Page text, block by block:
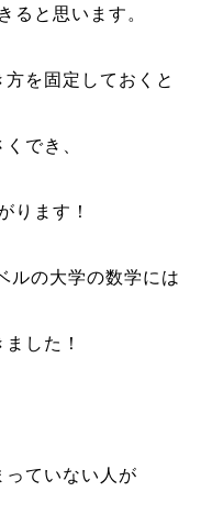
ると思います。
を固定しておくと
でき、
ります！
ルの大学の数学には
した！
っていない人が